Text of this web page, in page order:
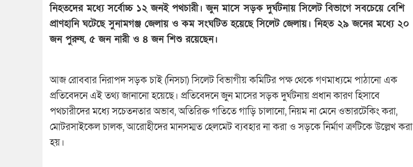
নিহতদের মধ্যে সর্বোচ্চ ১২ জনই পথচারী। জুন মাসে সড়ক দুর্ঘটনায় সিলেট বিভাগে সবচেয়ে বেশি
প্রাণহানি ঘটেছে সুনামগঞ্জ জেলায় ও কম সংঘটিত হয়েছে সিলেট জেলায়। নিহত ২৯ জনের মধ্যে ২০
জন পুরুষ, ৫ জন নারী ও ৪ জন শিশু রয়েছেন।
​আজ রোববার নিরাপদ সড়ক চাই (নিসচা) সিলেট বিভাগীয় কমিটির পক্ষ থেকে গণমাধ্যমে পাঠানো এক
প্রতিবেদনে এই তথ্য জানানো হয়েছে। প্রতিবেদনে জুন মাসের সড়ক দুর্ঘটনায় প্রধান কারণ হিসাবে
পথচারীদের মধ্যে সচেতনতার অভাব, অতিরিক্ত গতিতে গাড়ি চালানো, নিয়ম না মেনে ওভারটেকিং করা,
মোটরসাইকেল চালক, আরোহীদের মানসম্মত হেলমেট ব্যবহার না করা ও সড়কে নির্মাণ ত্রুটিকে উল্লেখ করা
হয়।